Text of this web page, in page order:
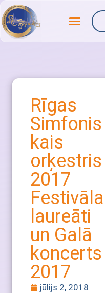
Rīgas
Simfonis
kais
orķestris
2017
Festivāla
laureāti
un Galā
koncerts
2017
jūlijs 2, 2018